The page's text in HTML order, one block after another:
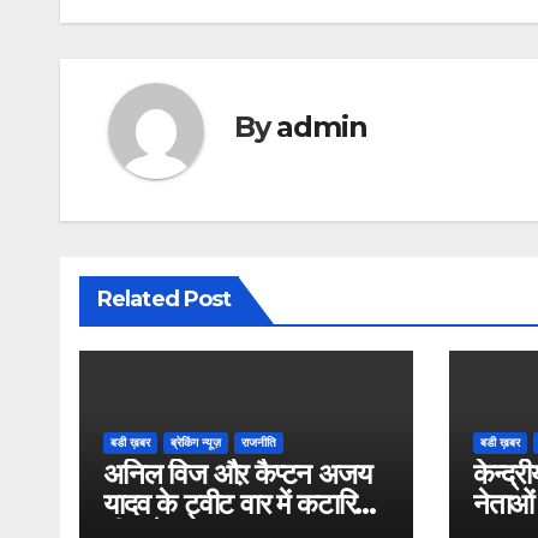
Byadmin
Related Post
बडी ख़बर ब्रेकिंग न्यूज़ राजनीति
अनिल विज औऱ कैप्टन अजय
यादव के ट्वीट वार में कटारिया
बडी ख़बर
नेताओं